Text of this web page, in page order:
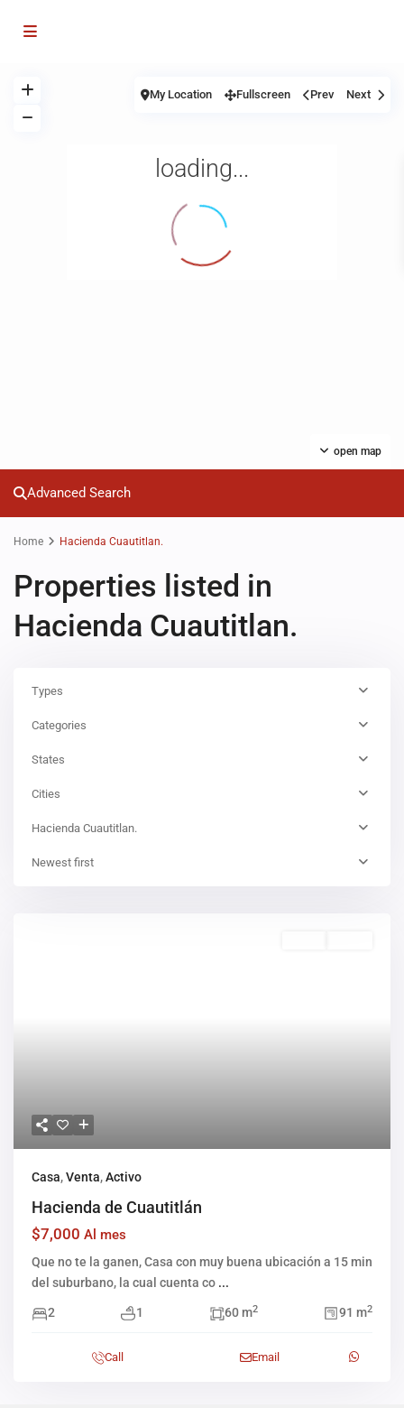
loading...
open map
My Location Fullscreen Prev Next
Advanced Search
Home Hacienda Cuautitlan.
Properties listed in
Hacienda Cuautitlan.
Types
Categories
States
Cities
Hacienda Cuautitlan.
Newest first
Casa,Venta,Activo
Hacienda de Cuautitlán
$7,000 Al mes
Que no te la ganen, Casa con muy buena ubicación a 15 min
del suburbano, la cual cuenta co ...
2 1 60 m2 91 m2
Call Email